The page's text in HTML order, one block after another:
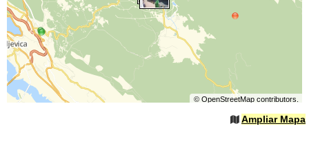
© OpenStreetMapcontributors.
Ampliar Mapa